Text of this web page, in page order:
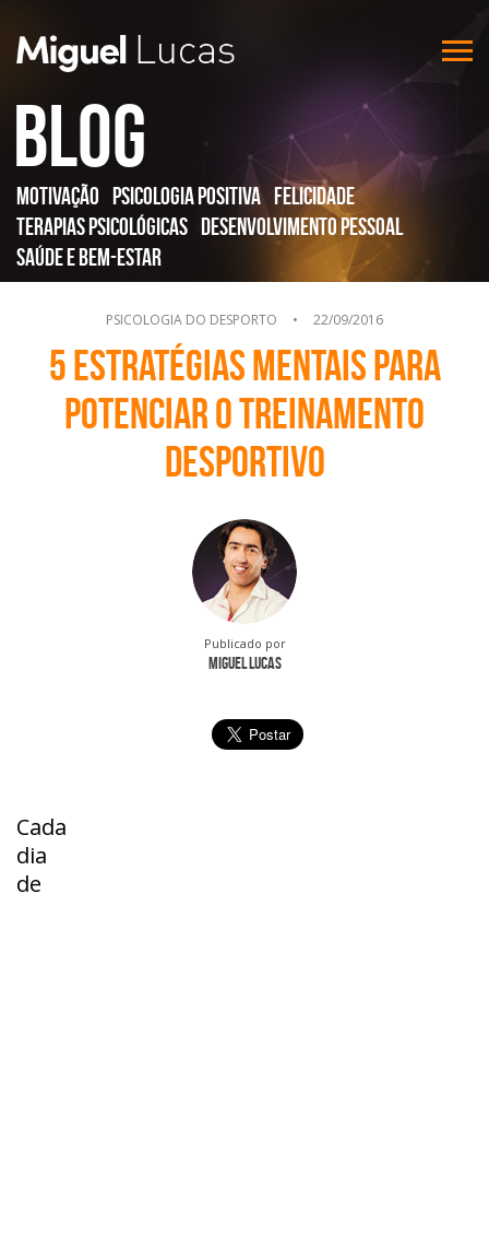
Blog
Motivação Psicologia Positiva Felicidade
Terapias Psicológicas Desenvolvimento Pessoal
Saúde e Bem-Estar
PSICOLOGIA DO DESPORTO • 22/09/2016
5 estratégias mentais para
potenciar o treinamento
desportivo
Publicado por
Miguel Lucas
Cada
dia
de